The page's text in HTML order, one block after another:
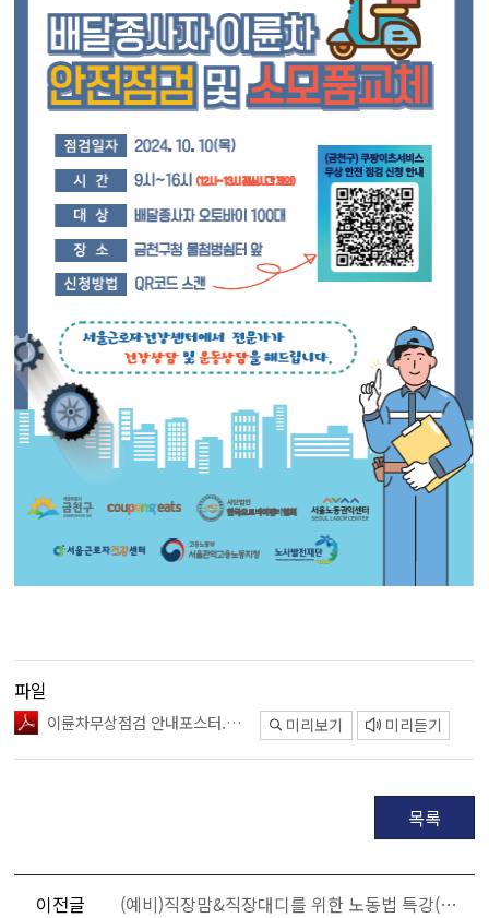
파일
이륜차무상점검 안내포스터.pdf 미리보기 미리듣기
목록
이전글 (예비)직장맘&직장대디를 위한 노동법 특강(마감)